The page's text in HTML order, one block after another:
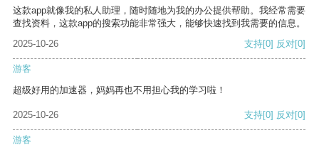
这款app就像我的私人助理，随时随地为我的办公提供帮助。我经常需要
查找资料，这款app的搜索功能非常强大，能够快速找到我需要的信息。
2025-10-26
支持[0] 反对[0]
游客
超级好用的加速器，妈妈再也不用担心我的学习啦！
2025-10-26 支持[0] 反对[0]
游客